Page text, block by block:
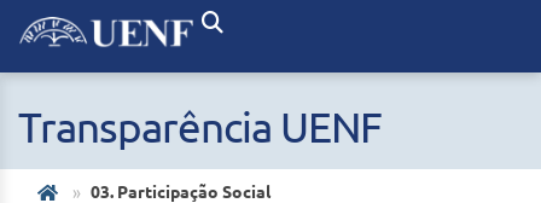
Transparência UENF
03. Participação Social